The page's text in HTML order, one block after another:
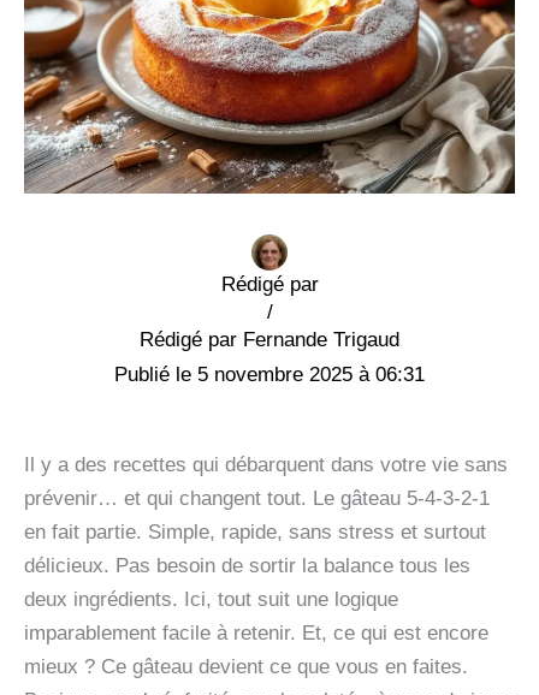
Rédigé par
Fernande Trigaud
/
5 novembre 2025 à 06:31
Il y a des recettes qui débarquent dans votre vie sans
prévenir… et qui changent tout. Le gâteau 5-4-3-2-1
en fait partie. Simple, rapide, sans stress et surtout
délicieux. Pas besoin de sortir la balance tous les
deux ingrédients. Ici, tout suit une logique
imparablement facile à retenir. Et, ce qui est encore
mieux ? Ce gâteau devient ce que vous en faites.